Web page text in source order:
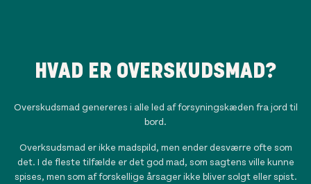
HVAD ER OVERSKUDSMAD?
Overskudsmad genereres i alle led af forsyningskæden fra jord til
bord.
Overksudsmad er ikke madspild, men ender desværre ofte som
det. I de fleste tilfælde er det god mad, som sagtens ville kunne
spises, men som af forskellige årsager ikke bliver solgt eller spist.